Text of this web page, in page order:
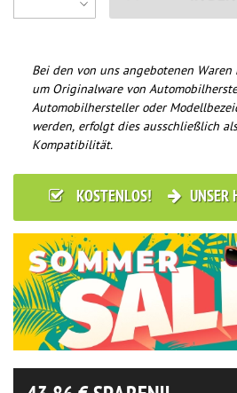
Bei den von uns angebotenen
um Originalware von
Automobilhersteller oder
werden, erfolgt dies ausschließlich
Kompatibilität.
KOSTENLOS! UNSER